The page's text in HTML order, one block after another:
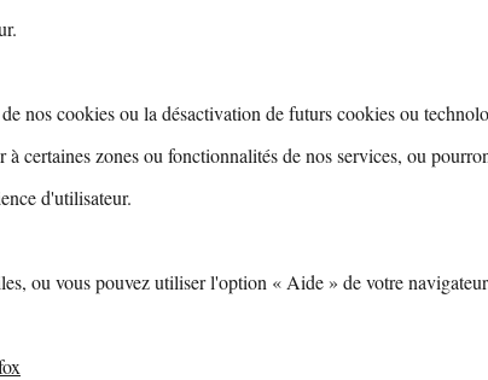
nos cookies ou la désactivation de futurs cookies ou
à certaines zones ou fonctionnalités de nos services, ou
d'utilisateur.
ou vous pouvez utiliser l'option « Aide » de votre